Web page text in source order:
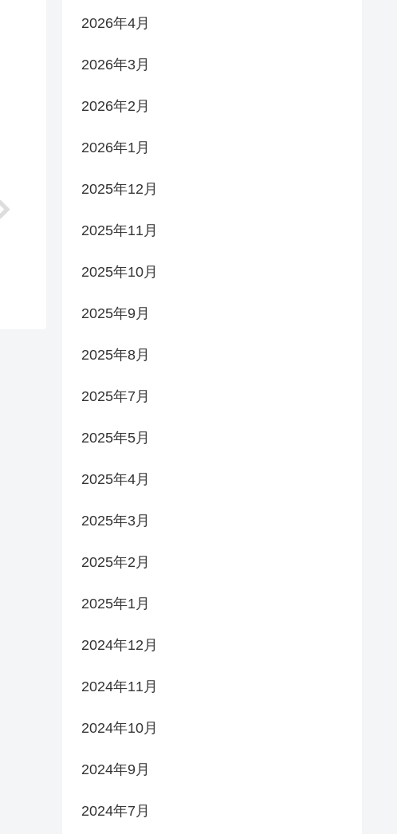
2026年4月
2026年3月
2026年2月
2026年1月
2025年12月
2025年11月
2025年10月
2025年9月
2025年8月
2025年7月
2025年5月
2025年4月
2025年3月
2025年2月
2025年1月
2024年12月
2024年11月
2024年10月
2024年9月
2024年7月